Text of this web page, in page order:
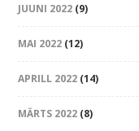
JUUNI 2022 (9)
MAI 2022 (12)
APRILL 2022 (14)
MÄRTS 2022 (8)